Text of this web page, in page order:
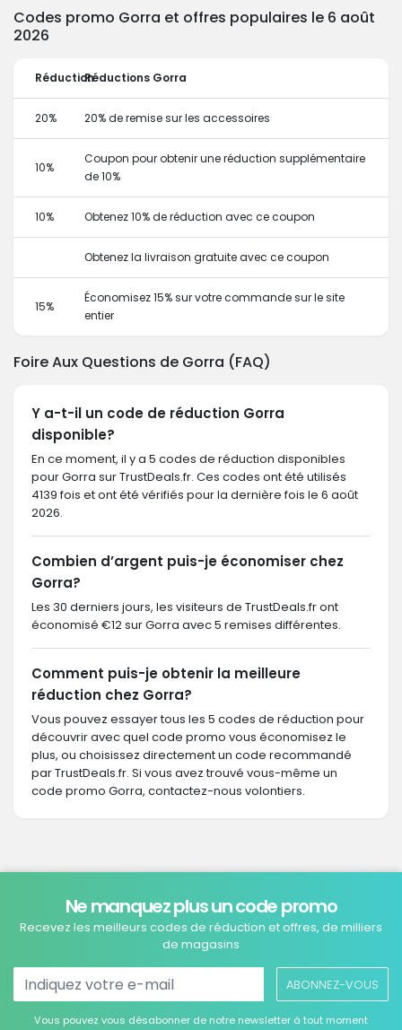
Codes promo Gorra et offres populaires le 6 août
2026
RéductionRéductions Gorra
20% 20% de remise sur les accessoires
10%
Coupon pour obtenir une réduction supplémentaire
de 10%
10% Obtenez 10% de réduction avec ce coupon
Obtenez la livraison gratuite avec ce coupon
15%
Économisez 15% sur votre commande sur le site
entier
Foire Aux Questions de Gorra (FAQ)
Y a-t-il un code de réduction Gorra
disponible?
En ce moment, il y a 5 codes de réduction disponibles
pour Gorra sur TrustDeals.fr. Ces codes ont été utilisés
4139 fois et ont été vérifiés pour la dernière fois le 6 août
2026.
Combien d’argent puis-je économiser chez
Gorra?
Les 30 derniers jours, les visiteurs de TrustDeals.fr ont
économisé €12 sur Gorra avec 5 remises différentes.
Comment puis-je obtenir la meilleure
réduction chez Gorra?
Vous pouvez essayer tous les 5 codes de réduction pour
découvrir avec quel code promo vous économisez le
plus, ou choisissez directement un code recommandé
par TrustDeals.fr. Si vous avez trouvé vous-même un
code promo Gorra, contactez-nous volontiers.
Ne manquez plus un code promo
Recevez les meilleurs codes de réduction et offres, de milliers
de magasins
ABONNEZ-VOUS
Vous pouvez vous désabonner de notre newsletter à tout moment